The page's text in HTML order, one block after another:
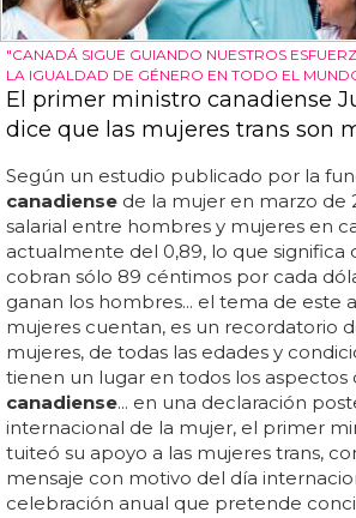
"CANADÁ SIGUE GUIANDO NUESTROS
LA IGUALDAD DE GÉNERO EN TODO EL
El primer ministro canadiense
dice que las mujeres trans son
Según un estudio publicado por la
canadiense de la mujer en marzo de
salarial entre hombres y mujeres en
actualmente del 0,89, lo que significa
cobran sólo 89 céntimos por cada
ganan los hombres... el tema de este
mujeres cuentan, es un recordatorio
mujeres, de todas las edades y
tienen un lugar en todos los aspectos
canadiense... en una declaración
internacional de la mujer, el primer
tuiteó su apoyo a las mujeres trans,
mensaje con motivo del día
celebración anual que pretende